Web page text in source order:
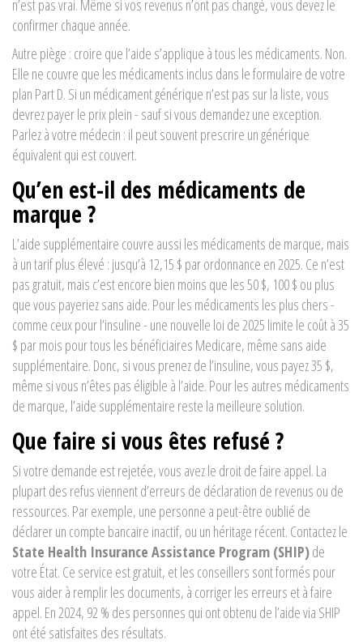
n’est pas vrai. Même si vos revenus n’ont pas changé, vous devez le
confirmer chaque année.
Autre piège : croire que l’aide s’applique à tous les médicaments. Non.
Elle ne couvre que les médicaments inclus dans le formulaire de votre
plan Part D. Si un médicament générique n’est pas sur la liste, vous
devrez payer le prix plein - sauf si vous demandez une exception.
Parlez à votre médecin : il peut souvent prescrire un générique
équivalent qui est couvert.
Qu’en est-il des médicaments de
marque ?
L’aide supplémentaire couvre aussi les médicaments de marque, mais
à un tarif plus élevé : jusqu’à 12,15 $ par ordonnance en 2025. Ce n’est
pas gratuit, mais c’est encore bien moins que les 50 $, 100 $ ou plus
que vous payeriez sans aide. Pour les médicaments les plus chers -
comme ceux pour l’insuline - une nouvelle loi de 2025 limite le coût à 35
$ par mois pour tous les bénéficiaires Medicare, même sans aide
supplémentaire. Donc, si vous prenez de l’insuline, vous payez 35 $,
même si vous n’êtes pas éligible à l’aide. Pour les autres médicaments
de marque, l’aide supplémentaire reste la meilleure solution.
Que faire si vous êtes refusé ?
Si votre demande est rejetée, vous avez le droit de faire appel. La
plupart des refus viennent d’erreurs de déclaration de revenus ou de
ressources. Par exemple, une personne a peut-être oublié de
déclarer un compte bancaire inactif, ou un héritage récent. Contactez le
State Health Insurance Assistance Program (SHIP)de
votre État. Ce service est gratuit, et les conseillers sont formés pour
vous aider à remplir les documents, à corriger les erreurs et à faire
appel. En 2024, 92 % des personnes qui ont obtenu de l’aide via SHIP
ont été satisfaites des résultats.